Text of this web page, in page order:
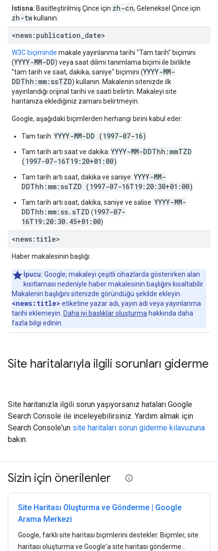
İstisna: Basitleştirilmiş Çince için zh-cn, Geleneksel Çince için
zh-tw kullanın.
<news:publication date>
W3C biçiminde makale yayınlanma tarihi "Tam tarih" biçimini
(YYYY-MM-DD) veya saat dilimi tanımlama biçimi ile birlikte
"tam tarih ve saat, dakika, saniye" biçimini (YYYY-MM-
DDThh:mm:ssTZD) kullanın. Makalenin sitenizde ilk
yayınlandığı orijinal tarihi ve saati belirtin. Makaleyi site
haritanıza eklediğiniz zamanı belirtmeyin.
Google, aşağıdaki biçimlerden herhangi birini kabul eder:
Tam tarih: YYYY-MM-DD (1997-07-16)
Tam tarih artı saat ve dakika: YYYY-MM-DDThh:mmTZD
(1997-07-16T19:20+01:00)
Tam tarih artı saat, dakika ve saniye: YYYY-MM-
DDThh:mm:ssTZD (1997-07-16T19:20:30+01:00)
Tam tarih artı saat, dakika, saniye ve salise: YYYY-MM-
DDThh:mm:ss.sTZD (1997-07-
16T19:20:30.45+01:00)
<news:title>
Haber makalesinin başlığı.
İpucu: Google, makaleyi çeşitli cihazlarda gösterirken alan
kısıtlaması nedeniyle haber makalesinin başlığını kısaltabilir.
Makalenin başlığını sitenizde göründüğü şekilde ekleyin.
<news:title> etiketine yazar adı, yayın adı veya yayınlanma
tarihi eklemeyin. Daha iyi başlıklar oluşturma hakkında daha
fazla bilgi edinin.
Site haritalarıyla ilgili sorunları giderme
Site haritanızla ilgili sorun yaşıyorsanız hataları Google
Search Console ile inceleyebilirsiniz. Yardım almak için
Search Console'un site haritaları sorun giderme kılavuzuna
bakın.
Sizin için önerilenler
Site Haritası Oluşturma ve Gönderme | Google
Arama Merkezi
Google, farklı site haritası biçimlerini destekler. Biçimler, site
haritası oluşturma ve Google'a site haritası gönderme